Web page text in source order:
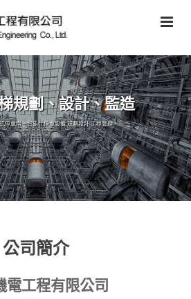
規劃、設計、監造
停車塔、智能化停車設備,規劃設計,工程管理。
公司簡介
電工程有限公司